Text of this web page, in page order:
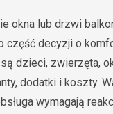
okna lub drzwi
część decyzji o
dzieci, zwierzęta,
dodatki i koszty.
wymagają